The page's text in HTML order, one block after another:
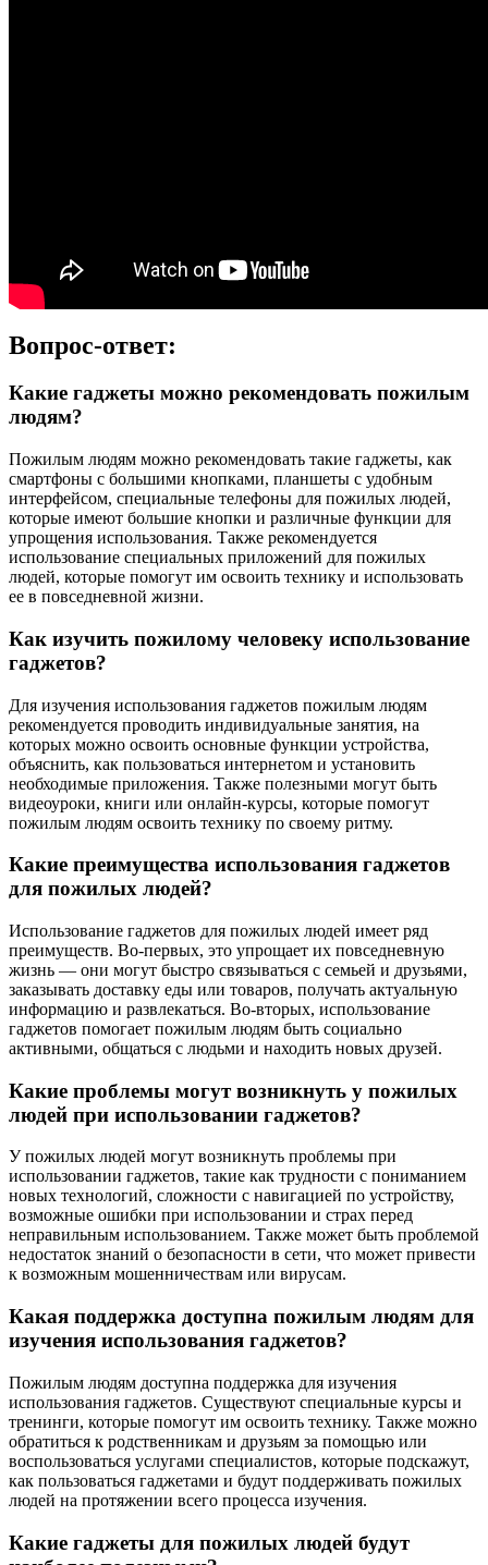
Вопрос-ответ:
Какие гаджеты можно рекомендовать пожилым
людям?
Пожилым людям можно рекомендовать такие гаджеты, как
смартфоны с большими кнопками, планшеты с удобным
интерфейсом, специальные телефоны для пожилых людей,
которые имеют большие кнопки и различные функции для
упрощения использования. Также рекомендуется
использование специальных приложений для пожилых
людей, которые помогут им освоить технику и использовать
ее в повседневной жизни.
Как изучить пожилому человеку использование
гаджетов?
Для изучения использования гаджетов пожилым людям
рекомендуется проводить индивидуальные занятия, на
которых можно освоить основные функции устройства,
объяснить, как пользоваться интернетом и установить
необходимые приложения. Также полезными могут быть
видеоуроки, книги или онлайн-курсы, которые помогут
пожилым людям освоить технику по своему ритму.
Какие преимущества использования гаджетов
для пожилых людей?
Использование гаджетов для пожилых людей имеет ряд
преимуществ. Во-первых, это упрощает их повседневную
жизнь — они могут быстро связываться с семьей и друзьями,
заказывать доставку еды или товаров, получать актуальную
информацию и развлекаться. Во-вторых, использование
гаджетов помогает пожилым людям быть социально
активными, общаться с людьми и находить новых друзей.
Какие проблемы могут возникнуть у пожилых
людей при использовании гаджетов?
У пожилых людей могут возникнуть проблемы при
использовании гаджетов, такие как трудности с пониманием
новых технологий, сложности с навигацией по устройству,
возможные ошибки при использовании и страх перед
неправильным использованием. Также может быть проблемой
недостаток знаний о безопасности в сети, что может привести
к возможным мошенничествам или вирусам.
Какая поддержка доступна пожилым людям для
изучения использования гаджетов?
Пожилым людям доступна поддержка для изучения
использования гаджетов. Существуют специальные курсы и
тренинги, которые помогут им освоить технику. Также можно
обратиться к родственникам и друзьям за помощью или
воспользоваться услугами специалистов, которые подскажут,
как пользоваться гаджетами и будут поддерживать пожилых
людей на протяжении всего процесса изучения.
Какие гаджеты для пожилых людей будут